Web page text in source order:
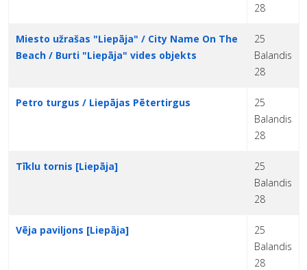
28
Miesto užrašas "Liepāja" / City Name On The
Beach / Burti "Liepāja" vides objekts
25
Balandis
28
Petro turgus / Liepājas Pētertirgus
25
Balandis
28
Tīklu tornis [Liepāja]
25
Balandis
28
Vēja paviljons [Liepāja]
25
Balandis
28